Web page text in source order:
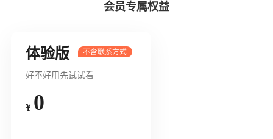
会员专属权益
体验版
好不好用先试试看
¥ 0